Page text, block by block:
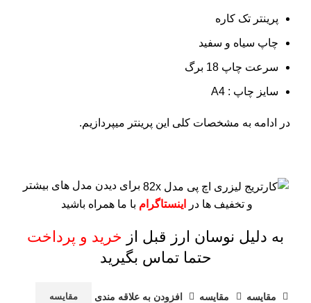
پرینتر تک کاره
چاپ سیاه و سفید
سرعت چاپ 18 برگ
سایز چاپ : A4
در ادامه به مشخصات کلی این پرینتر میپردازیم.
برای دیدن مدل های بیشتر
و تخفیف ها در
اینستاگرام با ما همراه باشید
به دلیل نوسان ارز قبل از خرید و پرداخت
حتما تماس بگیرید
مقايسه مقایسه افزودن به علاقه مندی مقایسه